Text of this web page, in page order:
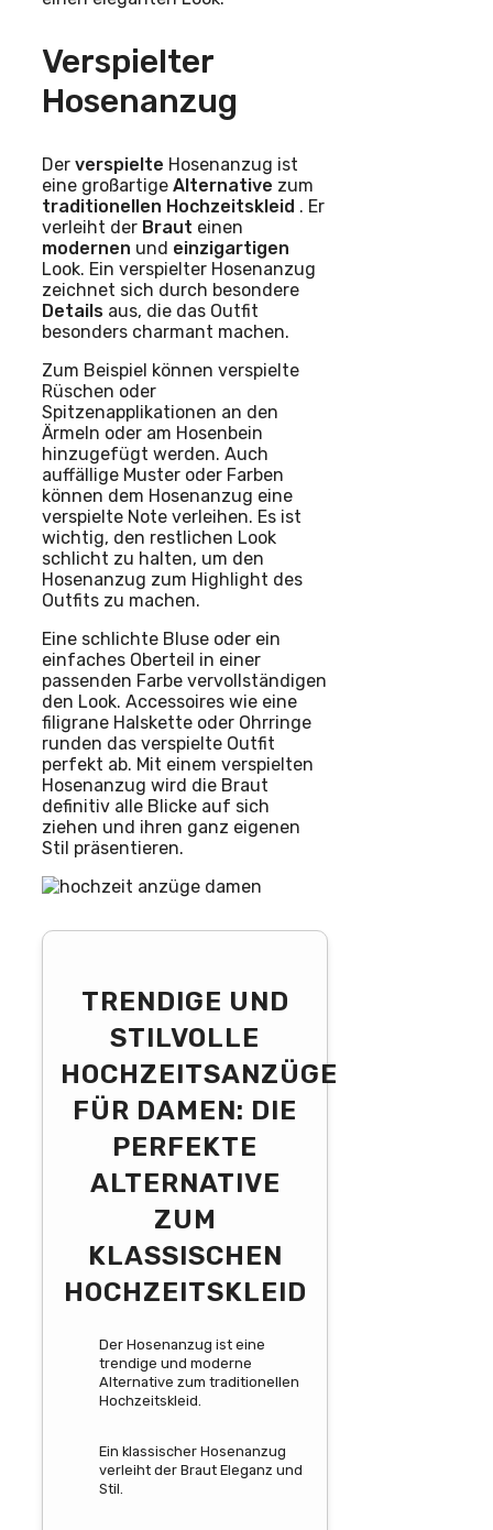
Verspielter
Hosenanzug
Der verspielte Hosenanzug ist
eine großartige Alternative zum
traditionellen Hochzeitskleid . Er
verleiht der Braut einen
modernen und einzigartigen
Look. Ein verspielter Hosenanzug
zeichnet sich durch besondere
Details aus, die das Outfit
besonders charmant machen.
Zum Beispiel können verspielte
Rüschen oder
Spitzenapplikationen an den
Ärmeln oder am Hosenbein
hinzugefügt werden. Auch
auffällige Muster oder Farben
können dem Hosenanzug eine
verspielte Note verleihen. Es ist
wichtig, den restlichen Look
schlicht zu halten, um den
Hosenanzug zum Highlight des
Outfits zu machen.
Eine schlichte Bluse oder ein
einfaches Oberteil in einer
passenden Farbe vervollständigen
den Look. Accessoires wie eine
filigrane Halskette oder Ohrringe
runden das verspielte Outfit
perfekt ab. Mit einem verspielten
Hosenanzug wird die Braut
definitiv alle Blicke auf sich
ziehen und ihren ganz eigenen
Stil präsentieren.
TRENDIGE UND
STILVOLLE
HOCHZEITSANZÜGE
FÜR DAMEN: DIE
PERFEKTE
ALTERNATIVE
ZUM
KLASSISCHEN
HOCHZEITSKLEID
Der Hosenanzug ist eine
trendige und moderne
Alternative zum traditionellen
Hochzeitskleid.
Ein klassischer Hosenanzug
verleiht der Braut Eleganz und
Stil.